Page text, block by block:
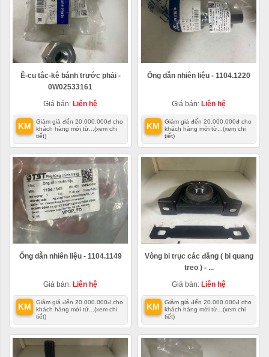
Ê-cu tắc-kê bánh trước phải -
0W02533161
Giá bán: Liên hệ
KM
Giảm giá đến 20.000.000đ cho
khách hàng mới từ... (xem chi
tiết)
Ống dẫn nhiên liệu - 1104.1220
Giá bán: Liên hệ
KM
Giảm giá đến 20.000.000đ cho
khách hàng mới từ... (xem chi
tiết)
Ống dẫn nhiên liệu - 1104.1149
Giá bán: Liên hệ
KM
Giảm giá đến 20.000.000đ cho
khách hàng mới từ... (xem chi
tiết)
Vòng bi trục các đăng ( bi quang
treo ) - ...
Giá bán: Liên hệ
KM
Giảm giá đến 20.000.000đ cho
khách hàng mới từ... (xem chi
tiết)